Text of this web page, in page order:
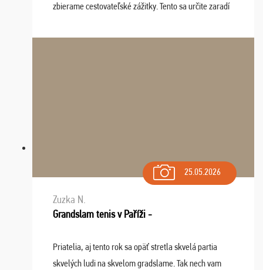
zbierame cestovateľské zážitky. Tento sa určite zaradí
osudu - pohodový šefík Meďo, dobrá parti ...
25.05.2026
Zuzka N.
Grandslam tenis v Paříži -
Priatelia, aj tento rok sa opäť stretla skvelá partia
skvelých ludi na skvelom gradslame. Tak nech vam